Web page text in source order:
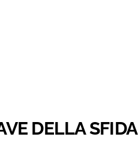
DELLA SFIDA